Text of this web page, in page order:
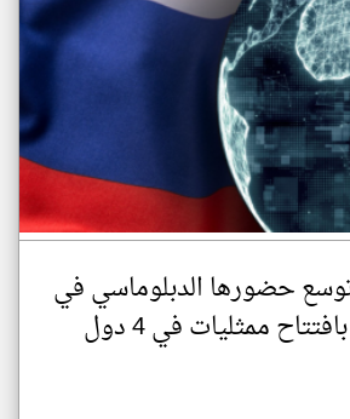
حضورها الدبلوماسي في
إفريقيا بافتتاح ممثليات في 4 دول